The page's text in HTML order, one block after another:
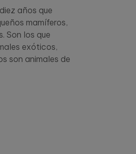
años que
mamíferos,
Son los que
exóticos,
son animales de